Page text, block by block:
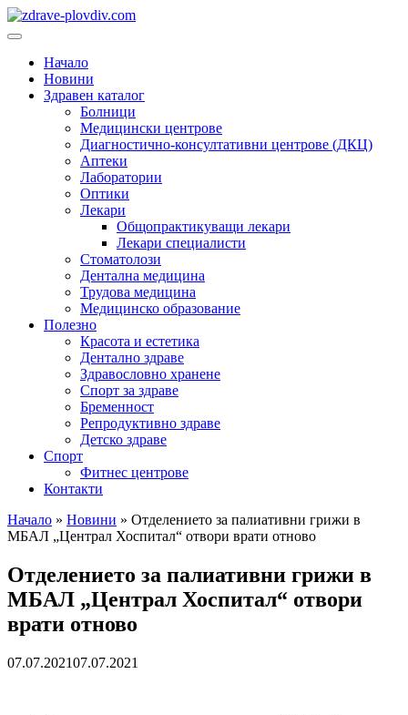
Преминете
към
Основно
Начало
Новини
Здравен каталог
Болници
Медицински центрове
Диагностично-консултативни центрове (ДКЦ)
Аптеки
Лаборатории
Оптики
Лекари
Общопрактикуващи лекари
Лекари специалисти
Стоматолози
Дентална медицина
Трудова медицина
Медицинско образование
Полезно
Красота и естетика
Дентално здраве
Здравословно хранене
Спорт за здраве
Бременност
Репродуктивно здраве
Детско здраве
Спорт
Фитнес центрове
Контакти
Начало » Новини » Отделението за палиативни грижи в
МБАЛ „Централ Хоспитал“ отвори врати отново
Отделението за палиативни грижи в
МБАЛ „Централ Хоспитал“ отвори
врати отново
07.07.202107.07.2021